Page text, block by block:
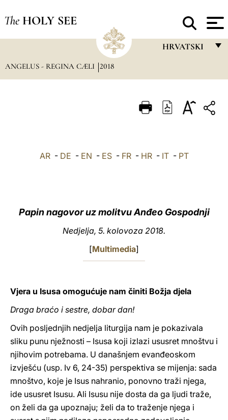
The HOLY SEE
HRVATSKI
ITALIANO
中文
ANGELUS - REGINA CÆLI 2018
AR- DE - EN - ES- FR- HR- IT- PT
Papin nagovor uz molitvu Anđeo Gospodnji
Nedjelja, 5. kolovoza 2018.
[Multimedia]
Vjera u Isusa omogućuje nam činiti Božja djela
Draga braćo i sestre, dobar dan!
Ovih posljednjih nedjelja liturgija nam je pokazivala
sliku punu nježnosti – Isusa koji izlazi ususret mnoštvu i
njihovim potrebama. U današnjem evanđeoskom
izvješću (usp. Iv 6, 24-35) perspektiva se mijenja: sada
mnoštvo, koje je Isus nahranio, ponovno traži njega,
ide ususret Isusu. Ali Isusu nije dosta da ga ljudi traže,
on želi da ga upoznaju; želi da to traženje njega i